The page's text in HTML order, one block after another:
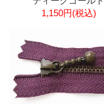
1,150円(税込)